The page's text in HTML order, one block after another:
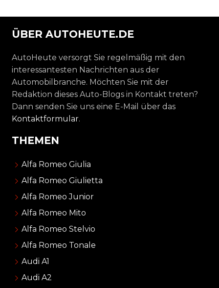
ÜBER AUTOHEUTE.DE
AutoHeute versorgt Sie regelmäßig mit den
interessantesten Nachrichten aus der
Automobilbranche. Möchten Sie mit der
Redaktion dieses Auto-Blogs in Kontakt treten?
Dann senden Sie uns eine E-Mail über das
Kontaktformular.
THEMEN
Alfa Romeo Giulia
Alfa Romeo Giulietta
Alfa Romeo Junior
Alfa Romeo Mito
Alfa Romeo Stelvio
Alfa Romeo Tonale
Audi A1
Audi A2